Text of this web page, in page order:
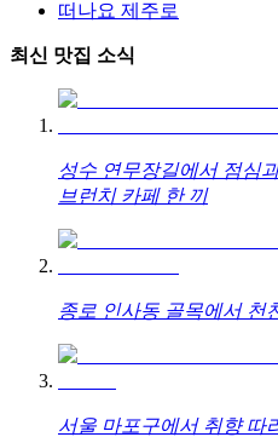
떠나요 제주로
최신 맛집 소식
성수 연무장길에서 점심
브런치 카페 한 끼
종로 인사동 골목에서 천
서울 마포구에서 취향 따